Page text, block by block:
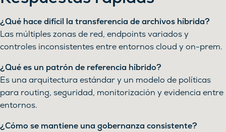
¿Qué hace difícil la transferencia de archivos híbrida?
Las múltiples zonas de red, endpoints variados y
controles inconsistentes entre entornos cloud y on-prem.
¿Qué es un patrón de referencia híbrido?
Es una arquitectura estándar y un modelo de políticas
para routing, seguridad, monitorización y evidencia entre
entornos.
¿Cómo se mantiene una gobernanza consistente?